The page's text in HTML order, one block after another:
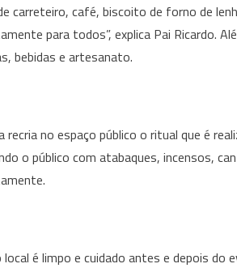
carreteiro, café, biscoito de forno de
para todos”, explica Pai Ricardo.
bebidas e artesanato.
no espaço público o ritual que é
o público com atabaques, incensos,
local é limpo e cuidado antes e depois do